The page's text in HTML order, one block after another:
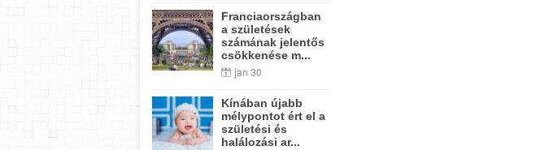
Franciaországban
a születések
számának jelentős
csökkenése m...
jan 30
Kínában újabb
mélypontot ért el a
születési és
halálozási ar...